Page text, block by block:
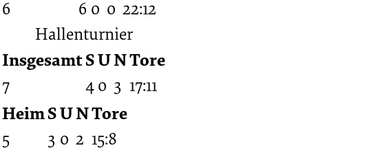
6 6 0 0 22:12
Hallenturnier
InsgesamtSUNTore
7 40 3 17:11
HeimSUNTore
5 3 0 2 15:8